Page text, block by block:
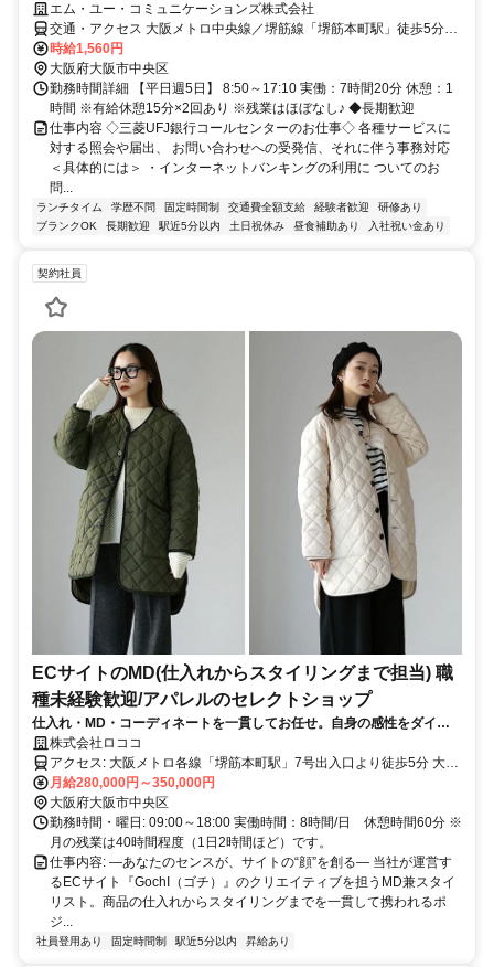
エム・ユー・コミュニケーションズ株式会社
交通・アクセス 大阪メトロ中央線／堺筋線「堺筋本町駅」徒歩5分、
大阪メトロ堺筋線／京阪本線「北浜駅」徒歩5分、大阪メトロ御堂筋
線「本町駅・淀屋橋駅」徒歩９分
時給1,560円
大阪府大阪市中央区
勤務時間詳細 【平日週5日】 8:50～17:10 実働：7時間20分 休憩：1
時間 ※有給休憩15分×2回あり ※残業はほぼなし♪ ◆長期歓迎
仕事内容 ◇三菱UFJ銀行コールセンターのお仕事◇ 各種サービスに
対する照会や届出、 お問い合わせへの受発信、それに伴う事務対応
＜具体的には＞ ・インターネットバンキングの利用に ついてのお
問...
ランチタイム 学歴不問 固定時間制 交通費全額支給 経験者歓迎
研修あり
ブランクOK
長期歓迎 駅近5分以内 土日祝休み 昼食補助あり 入社祝い金あり
契約社員
ECサイトのMD(仕入れからスタイリングまで担当) 職
種未経験歓迎/アパレルのセレクトショップ
仕入れ・MD・コーディネートを一貫してお任せ。自身の感性をダイレ
クトに反映できる仕事です！
株式会社ロココ
アクセス: 大阪メトロ各線「堺筋本町駅」7号出入口より徒歩5分 大阪
メトロ各線「長堀橋駅」1号出入口より徒歩5分
月給280,000円～350,000円
大阪府大阪市中央区
勤務時間・曜日: 09:00～18:00 実働時間：8時間/日 休憩時間60分 ※
月の残業は40時間程度（1日2時間ほど）です。
仕事内容: ―あなたのセンスが、サイトの“顔”を創る― 当社が運営す
るECサイト『GochI（ゴチ）』のクリエイティブを担うMD兼スタイ
リスト。商品の仕入れからスタイリングまでを一貫して携われるポ
ジ...
社員登用あり 固定時間制 駅近5分以内 昇給あり